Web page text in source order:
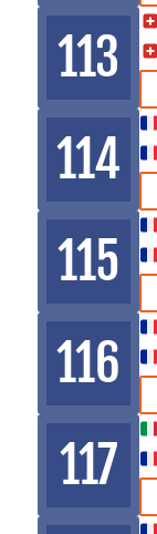
113
114
115
116
117